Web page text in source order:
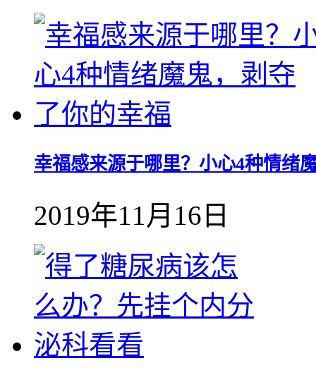
幸福感来源于哪里？小心4种情绪
2019年11月16日